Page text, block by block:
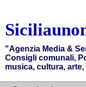
"Agenzia Media &
Consigli comunali,
musica, cultura,